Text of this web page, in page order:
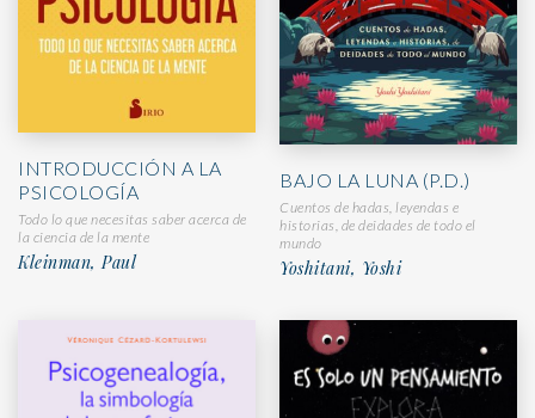
INTRODUCCIÓN A LA
PSICOLOGÍA
Todo lo que necesitas saber acerca de
la ciencia de la mente
Kleinman, Paul
BAJO LA LUNA (P.D.)
Cuentos de hadas, leyendas e
historias, de deidades de todo el
mundo
Yoshitani, Yoshi